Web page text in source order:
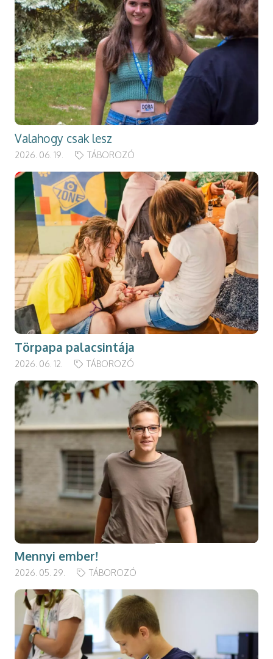
Valahogy csak lesz
2026. 06. 19. TÁBOROZÓ
Törpapa palacsintája
2026. 06. 12. TÁBOROZÓ
Mennyi ember!
2026. 05. 29. TÁBOROZÓ